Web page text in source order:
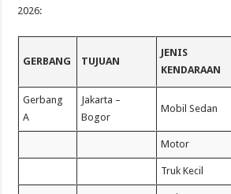
2026:
GERBANG TUJUAN
JENIS
KENDARAAN
Gerbang
A
Jakarta –
Bogor
Mobil Sedan
Motor
Truk Kecil